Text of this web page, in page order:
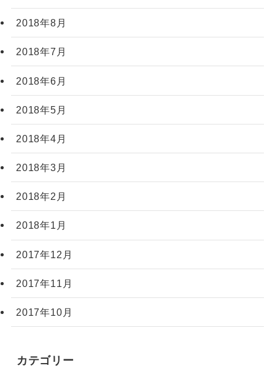
2018年8月
2018年7月
2018年6月
2018年5月
2018年4月
2018年3月
2018年2月
2018年1月
2017年12月
2017年11月
2017年10月
カテゴリー